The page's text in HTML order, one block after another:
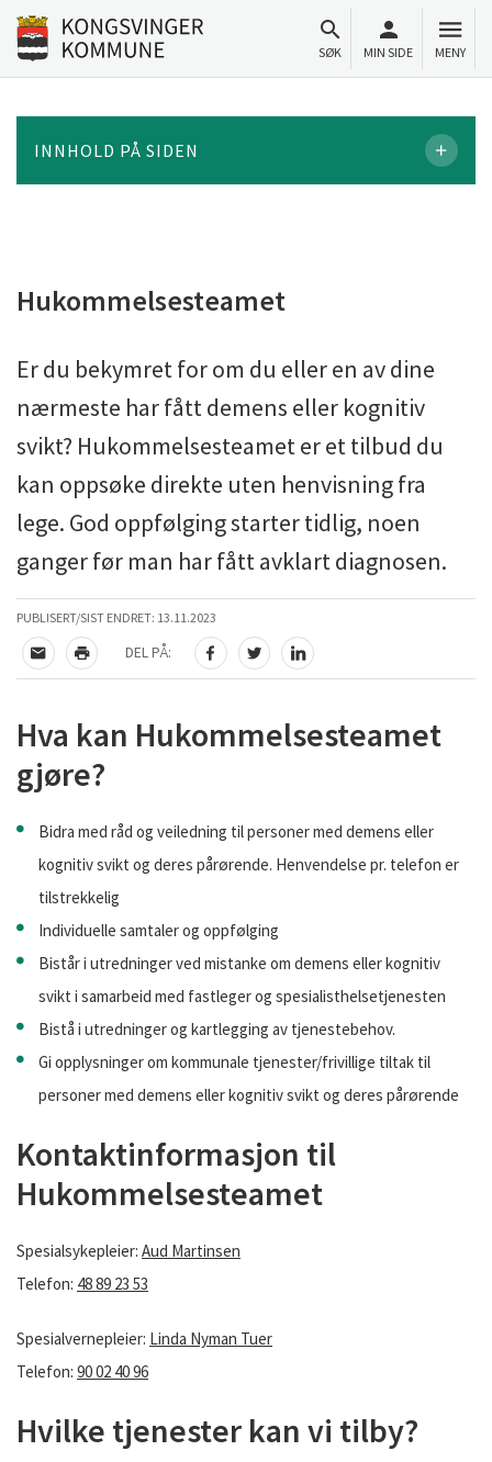
Til innhold
Gå til forsiden
SØK MIN SIDE MENY
INNHOLD PÅ SIDEN
Hukommelsesteamet
Er du bekymret for om du eller en av dine
nærmeste har fått demens eller kognitiv
svikt? Hukommelsesteamet er et tilbud du
kan oppsøke direkte uten henvisning fra
lege. God oppfølging starter tidlig, noen
ganger før man har fått avklart diagnosen.
PUBLISERT/SIST ENDRET: 13.11.2023
TIPS EN VENN
SKRIV UT
DEL PÅ:
DEL PÅ FACEBOOK
DEL PÅ TWITTER
DEL PÅ LINKEDIN
Hva kan Hukommelsesteamet
gjøre?
Bidra med råd og veiledning til personer med demens eller
kognitiv svikt og deres pårørende. Henvendelse pr. telefon er
tilstrekkelig
Individuelle samtaler og oppfølging
Bistår i utredninger ved mistanke om demens eller kognitiv
svikt i samarbeid med fastleger og spesialisthelsetjenesten
Bistå i utredninger og kartlegging av tjenestebehov.
Gi opplysninger om kommunale tjenester/frivillige tiltak til
personer med demens eller kognitiv svikt og deres pårørende
Kontaktinformasjon til
Hukommelsesteamet
Spesialsykepleier: Aud Martinsen
Telefon: 48 89 23 53
Spesialvernepleier: Linda Nyman Tuer
Telefon: 90 02 40 96
Hvilke tjenester kan vi tilby?